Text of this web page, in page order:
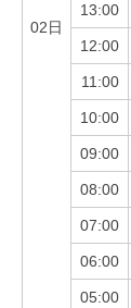
02日
13:00
12:00
11:00
10:00
09:00
08:00
07:00
06:00
05:00